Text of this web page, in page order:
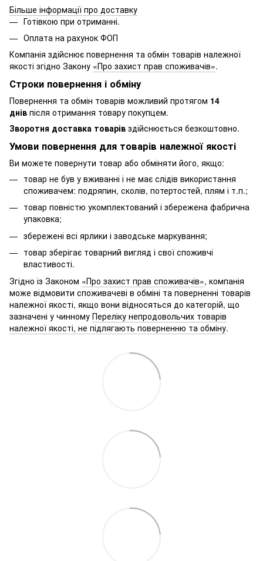
Більше інформації про доставку
Готівкою при отриманні.
Оплата на рахунок ФОП
Компанія здійснює повернення та обмін товарів належної
якості згідно Закону «Про захист прав споживачів».
Строки повернення і обміну
Повернення та обмін товарів можливий протягом 14
днів після отримання товару покупцем.
Зворотня доставка товарів здійснюється безкоштовно.
Умови повернення для товарів належної якості
Ви можете повернути товар або обміняти його, якщо:
товар не був у вживанні і не має слідів використання
споживачем: подряпин, сколів, потертостей, плям і т.п.;
товар повністю укомплектований і збережена фабрична
упаковка;
збережені всі ярлики і заводське маркування;
товар зберігає товарний вигляд і свої споживчі
властивості.
Згідно із Законом «Про захист прав споживачів», компанія
може відмовити споживачеві в обміні та поверненні товарів
належної якості, якщо вони відносяться до категорій, що
зазначені у чинному Переліку непродовольчих товарів
належної якості, не підлягають поверненню та обміну.